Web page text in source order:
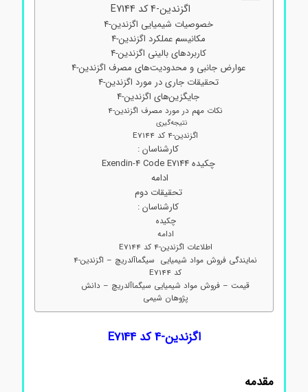
اگزندین-4 کد E7144
خصوصیات شیمیایی اگزندین-4
مکانیسم عملکرد اگزندین-4
کاربردهای بالینی اگزندین-4
عوارض جانبی و محدودیت‌های مصرف اگزندین-4
تحقیقات جاری در مورد اگزندین-4
جایگزین‌های اگزندین-4
نکات مهم در مورد مصرف اگزندین-4
نتیجه‌گیری
اگزندین-4 کد E7144
کارشناسان :
چکیده Exendin-4 Code E7144
ادامه
تحقیقات دوم
کارشناسان :
چکیده
ادامه
اطلاعات اگزندین-4 کد E7144
نمایندگی فروش مواد شیمیایی سیگماآلدریچ – اگزندین-4
قیمت – فروش مواد شیمیایی سیگماآلدریچ – دانش
پژوهان شیمی
اگزندین-4 کد E7144
مقدمه